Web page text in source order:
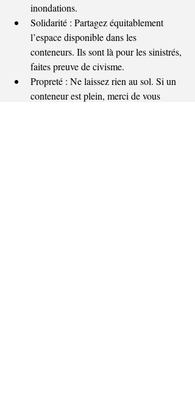
inondations.
Solidarité : Partagez équitablement
l’espace disponible dans les
conteneurs. Ils sont là pour les sinistrés,
faites preuve de civisme.
Propreté : Ne laissez rien au sol. Si un
conteneur est plein, merci de vous